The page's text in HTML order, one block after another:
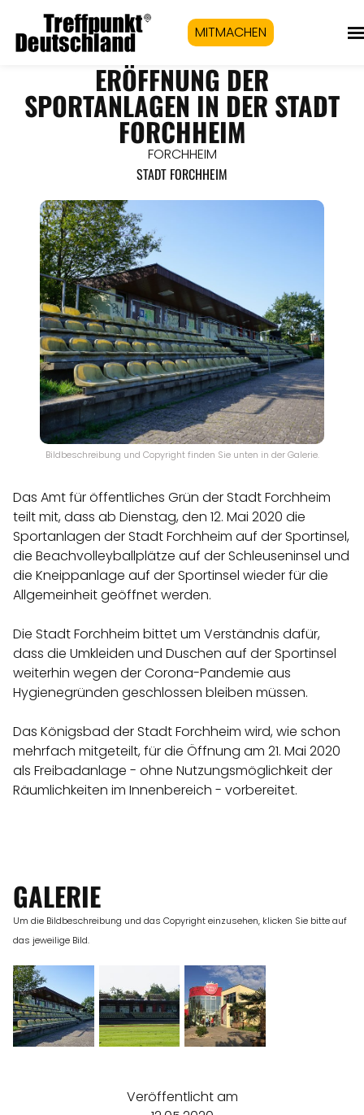
MITMACHEN
ERÖFFNUNG DER
SPORTANLAGEN IN DER STADT
FORCHHEIM
FORCHHEIM
STADT FORCHHEIM
Bildbeschreibung und Copyright finden Sie unten in der Galerie.
Das Amt für öffentliches Grün der Stadt Forchheim
teilt mit, dass ab Dienstag, den 12. Mai 2020 die
Sportanlagen der Stadt Forchheim auf der Sportinsel,
die Beachvolleyballplätze auf der Schleuseninsel und
die Kneippanlage auf der Sportinsel wieder für die
Allgemeinheit geöffnet werden.
Die Stadt Forchheim bittet um Verständnis dafür,
dass die Umkleiden und Duschen auf der Sportinsel
weiterhin wegen der Corona-Pandemie aus
Hygienegründen geschlossen bleiben müssen.
Das Königsbad der Stadt Forchheim wird, wie schon
mehrfach mitgeteilt, für die Öffnung am 21. Mai 2020
als Freibadanlage - ohne Nutzungsmöglichkeit der
Räumlichkeiten im Innenbereich - vorbereitet.
GALERIE
Um die Bildbeschreibung und das Copyright einzusehen, klicken Sie bitte auf
das jeweilige Bild.
Veröffentlicht am